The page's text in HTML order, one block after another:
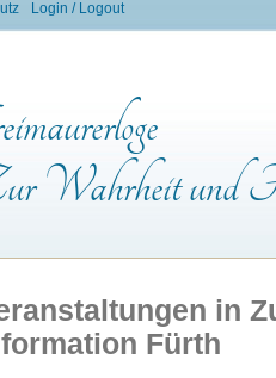
Login / Logout
Wahrheit und
in
Fürth